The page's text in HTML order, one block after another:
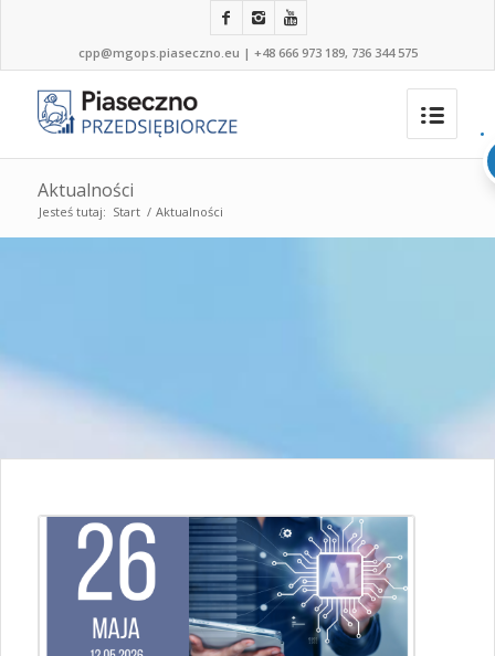
cpp@mgops.piaseczno.eu | +48 666 973 189, 736 344 575
Aktualności
Jesteś tutaj: Start / Aktualności